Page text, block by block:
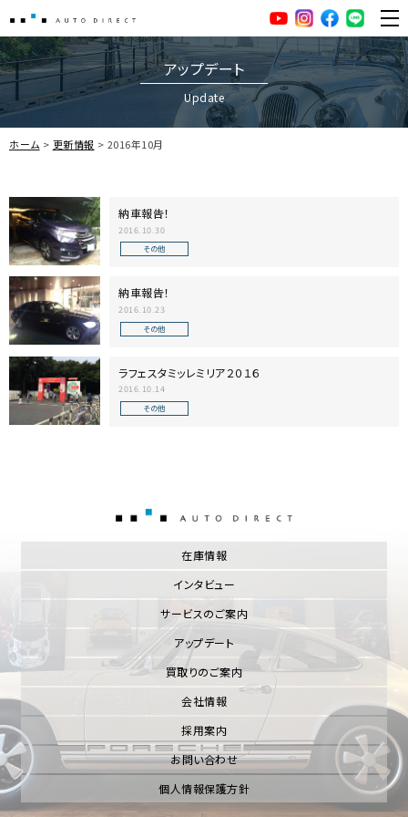
AUTO DIRECT YouTubeInstagramfacebook
LINE
アップデート
Update
ホーム 更新情報 2016年10月
納車報告！
2016.10.30
その他
納車報告！
2016.10.23
その他
ラフェスタミッレミリア２０１６
2016.10.14
その他
在庫情報
インタビュー
サービスのご案内
アップデート
買取りのご案内
会社情報
採用案内
お問い合わせ
個人情報保護方針